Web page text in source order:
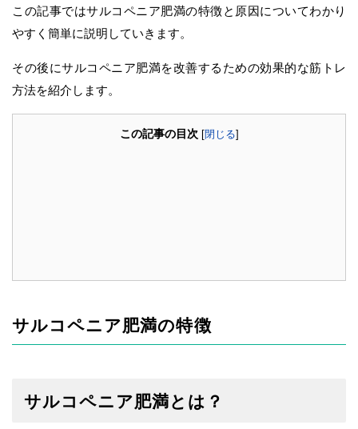
この記事ではサルコペニア肥満の特徴と原因についてわかり
やすく簡単に説明していきます。
その後にサルコペニア肥満を改善するための効果的な筋トレ
方法を紹介します。
この記事の目次 [閉じる]
サルコペニア肥満の特徴
サルコペニア肥満とは？